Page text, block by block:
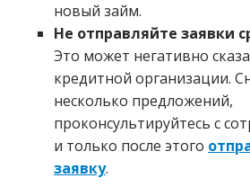
новый займ.
Не отправляйте заявки
Это может негативно
кредитной организации.
несколько предложений,
проконсультируйтесь с
и только после этого
заявку.